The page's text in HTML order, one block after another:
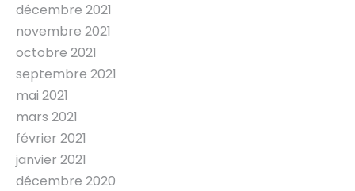
décembre 2021
novembre 2021
octobre 2021
septembre 2021
mai 2021
mars 2021
février 2021
janvier 2021
décembre 2020